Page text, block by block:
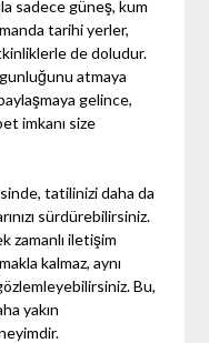
sadece güneş, kum
tarihi yerler,
de doludur.
atmaya
gelince,
imkanı size
tatilinizi daha da
sürdürebilirsiniz.
zamanlı iletişim
kalmaz, aynı
Bu,
yakın